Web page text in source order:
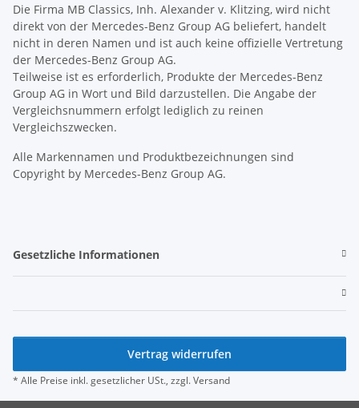
Die Firma MB Classics, Inh. Alexander v. Klitzing, wird nicht
direkt von der Mercedes-Benz Group AG beliefert, handelt
nicht in deren Namen und ist auch keine offizielle Vertretung
der Mercedes-Benz Group AG.
Teilweise ist es erforderlich, Produkte der Mercedes-Benz
Group AG in Wort und Bild darzustellen. Die Angabe der
Vergleichsnummern erfolgt lediglich zu reinen
Vergleichszwecken.
Alle Markennamen und Produktbezeichnungen sind
Copyright by Mercedes-Benz Group AG.
Gesetzliche Informationen
Vertrag widerrufen
* Alle Preise inkl. gesetzlicher USt., zzgl.Versand